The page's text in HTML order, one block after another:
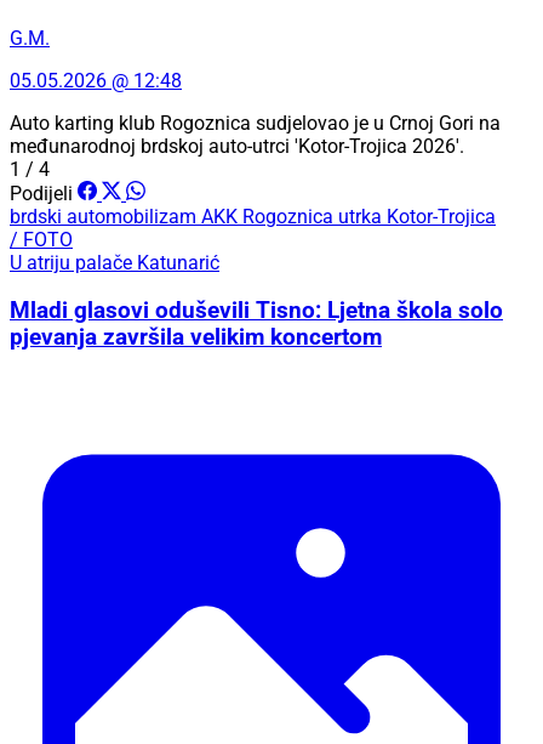
G.M.
05.05.2026 @ 12:48
Auto karting klub Rogoznica sudjelovao je u Crnoj Gori na
međunarodnoj brdskoj auto-utrci 'Kotor-Trojica 2026'.
1 / 4
Podijeli
brdski automobilizam AKK Rogoznica utrka Kotor-Trojica
/ FOTO
U atriju palače Katunarić
Mladi glasovi oduševili Tisno: Ljetna škola solo
pjevanja završila velikim koncertom